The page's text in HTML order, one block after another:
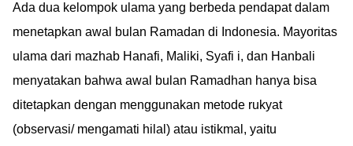
Ada dua kelompok ulama yang berbeda pendapat dalam
menetapkan awal bulan Ramadan di Indonesia. Mayoritas
ulama dari mazhab Hanafi, Maliki, Syafi i, dan Hanbali
menyatakan bahwa awal bulan Ramadhan hanya bisa
ditetapkan dengan menggunakan metode rukyat
(observasi/ mengamati hilal) atau istikmal, yaitu